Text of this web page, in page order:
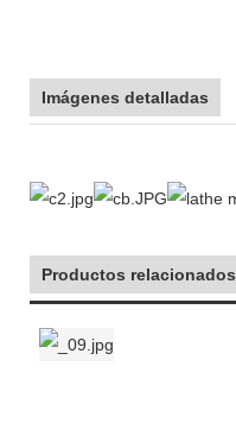
Imágenes detalladas
Productos relacionados